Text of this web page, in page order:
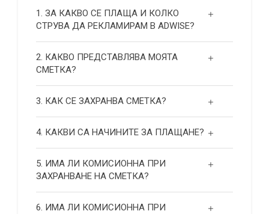
1. ЗА КАКВО СЕ ПЛАЩА И КОЛКО
СТРУВА ДА РЕКЛАМИРАМ В ADWISE?
2. КАКВО ПРЕДСТАВЛЯВА МОЯТА
СМЕТКА?
3. КАК СЕ ЗАХРАНВА СМЕТКА?
4. КАКВИ СА НАЧИНИТЕ ЗА ПЛАЩАНЕ?
5. ИМА ЛИ КОМИСИОННА ПРИ
ЗАХРАНВАНЕ НА СМЕТКА?
6. ИМА ЛИ КОМИСИОННА ПРИ